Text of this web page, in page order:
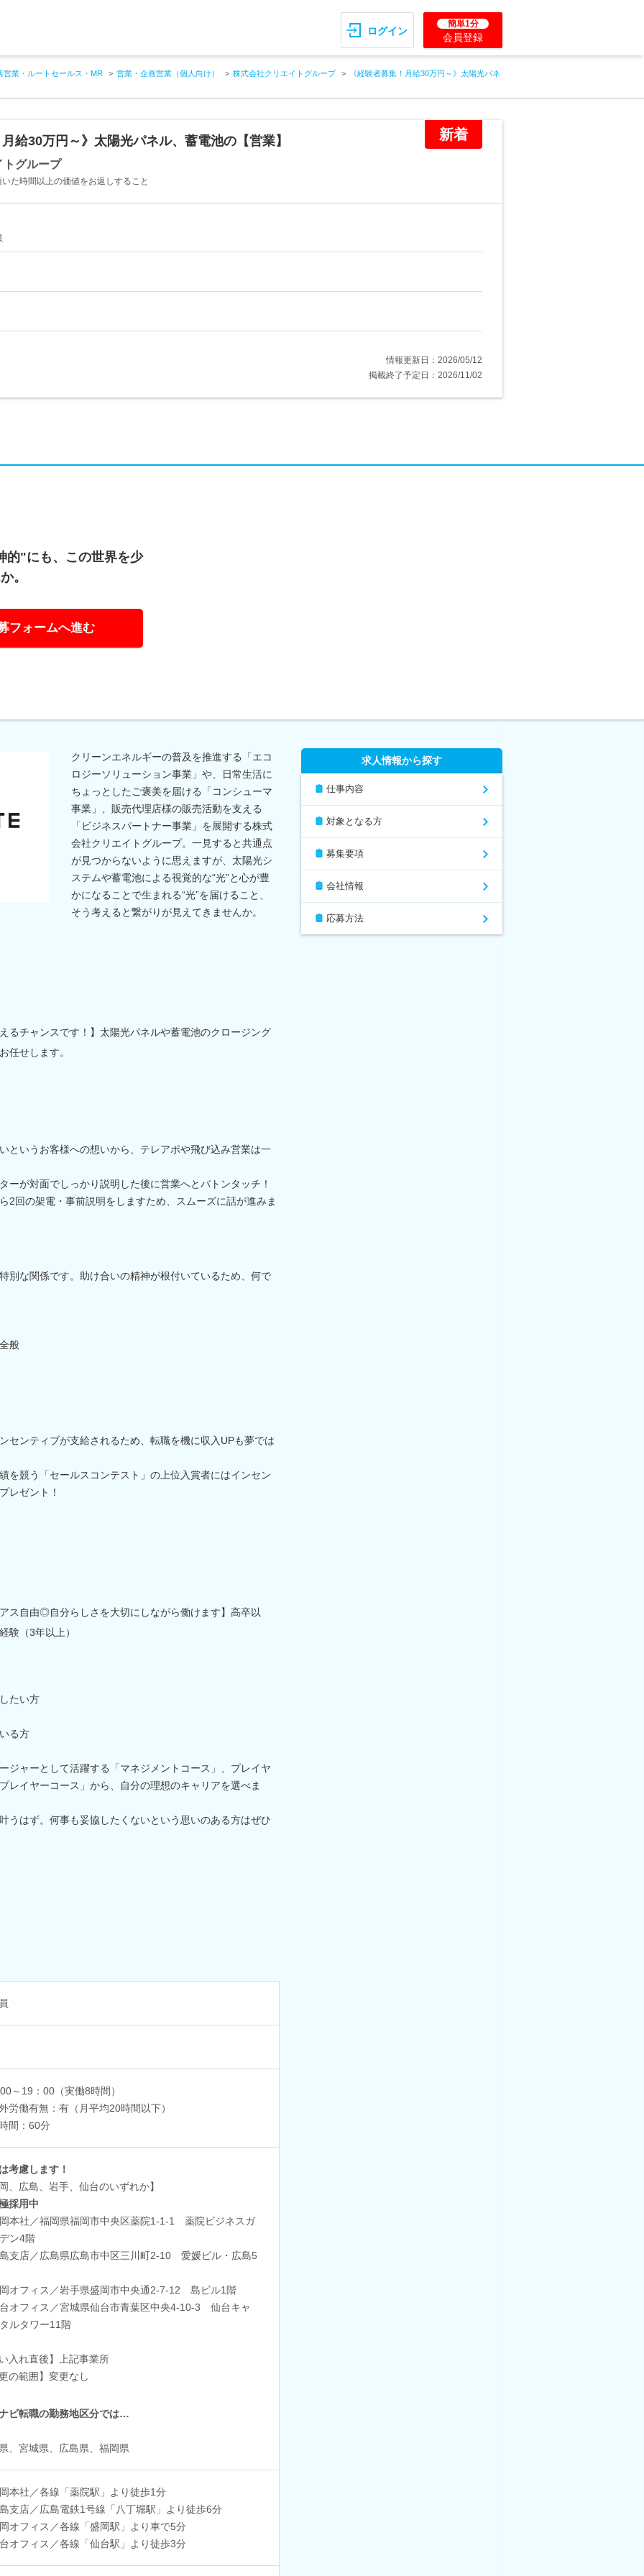
ログイン
簡単1分
会員登録
営業・ルートセールス・MR 営業・企画営業（個人向け） 株式会社クリエイトグループ 《経験者募集！月給30万円～》太陽光パネ
新着
給30万円～》太陽光パネル、蓄電池の【営業】
トグループ
た時間以上の価値をお返しすること
情報更新日：2026/05/12
掲載終了予定日：2026/11/02
的"にも、この世界を少
。
フォームへ進む
クリーンエネルギーの普及を推進する「エコ
ロジーソリューション事業」や、日常生活に
ちょっとしたご褒美を届ける「コンシューマ
事業」、販売代理店様の販売活動を支える
「ビジネスパートナー事業」を展開する株式
会社クリエイトグループ。一見すると共通点
が見つからないように思えますが、太陽光シ
ステムや蓄電池による視覚的な“光”と心が豊
かになることで生まれる“光”を届けること、
そう考えると繋がりが見えてきませんか。
るチャンスです！】太陽光パネルや蓄電池のクロージング
任せします。
というお客様への想いから、テレアポや飛び込み営業は一
ーが対面でしっかり説明した後に営業へとバトンタッチ！
2回の架電・事前説明をしますため、スムーズに話が進みま
別な関係です。助け合いの精神が根付いているため、何で
般
センティブが支給されるため、転職を機に収入UPも夢では
を競う「セールスコンテスト」の上位入賞者にはインセン
レゼント！
ス自由◎自分らしさを大切にしながら働けます】高卒以
験（3年以上）
たい方
る方
ジャーとして活躍する「マネジメントコース」、プレイヤ
レイヤーコース」から、自分の理想のキャリアを選べま
うはず。何事も妥協したくないという思いのある方はぜひ
～19：00（実働8時間）
労働有無：有（月平均20時間以下）
間：60分
考慮します！
、広島、岩手、仙台のいずれか】
採用中
本社／福岡県福岡市中央区薬院1-1-1 薬院ビジネスガ
ン4階
支店／広島県広島市中区三川町2-10 愛媛ビル・広島5
オフィス／岩手県盛岡市中央通2-7-12 島ビル1階
オフィス／宮城県仙台市青葉区中央4-10-3 仙台キャ
ルタワー11階
入れ直後】上記事業所
の範囲】変更なし
ビ転職の勤務地区分では…
、宮城県、広島県、福岡県
本社／各線「薬院駅」より徒歩1分
支店／広島電鉄1号線「八丁堀駅」より徒歩6分
オフィス／各線「盛岡駅」より車で5分
オフィス／各線「仙台駅」より徒歩3分
求人情報から探す
仕事内容
対象となる方
募集要項
会社情報
応募方法